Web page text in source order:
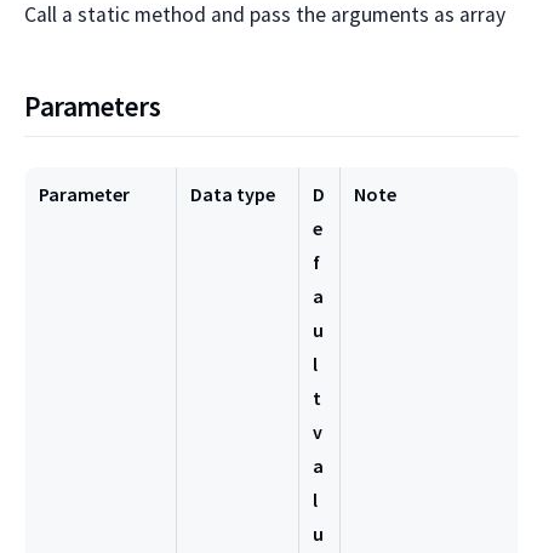
Call a static method and pass the arguments as array
Parameters
Parameter Data type
D
e
f
a
u
l
t
v
a
l
u
Note